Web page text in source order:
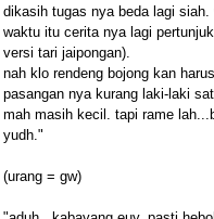
dikasih tugas nya beda lagi
waktu itu cerita nya lagi
versi tari jaipongan).
nah klo rendeng bojong kan
pasangan nya kurang laki-laki
mah masih kecil. tapi rame
yudh."
(urang = gw)